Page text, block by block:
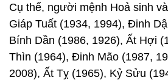
Cụ thể, người mệnh Hoả sinh
Giáp Tuất (1934, 1994), Đinh
Bính Dần (1986, 1926), Ất Hợi
Thìn (1964), Đinh Mão (1987,
2008), Ất Tỵ (1965), Kỷ Sửu